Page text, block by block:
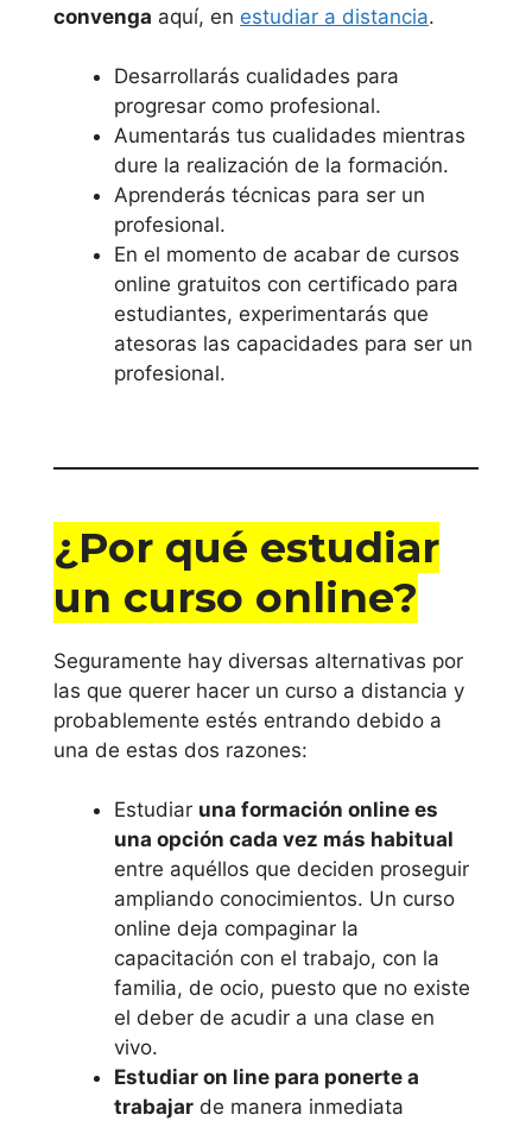
convenga aquí, en estudiar a distancia.
Desarrollarás cualidades para
progresar como profesional.
Aumentarás tus cualidades mientras
dure la realización de la formación.
Aprenderás técnicas para ser un
profesional.
En el momento de acabar de cursos
online gratuitos con certificado para
estudiantes, experimentarás que
atesoras las capacidades para ser un
profesional.
¿Por qué estudiar
un curso online?
Seguramente hay diversas alternativas por
las que querer hacer un curso a distancia y
probablemente estés entrando debido a
una de estas dos razones:
Estudiar una formación online es
una opción cada vez más habitual
entre aquéllos que deciden proseguir
ampliando conocimientos. Un curso
online deja compaginar la
capacitación con el trabajo, con la
familia, de ocio, puesto que no existe
el deber de acudir a una clase en
vivo.
Estudiar on line para ponerte a
trabajar de manera inmediata